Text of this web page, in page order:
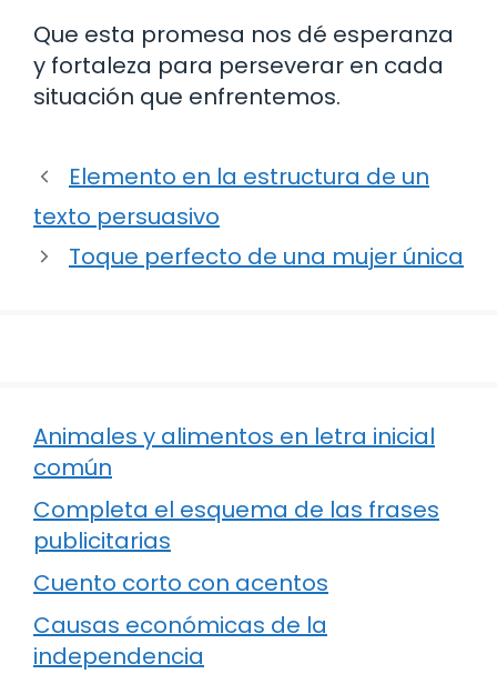
Que esta promesa nos dé esperanza
y fortaleza para perseverar en cada
situación que enfrentemos.
Elemento en la estructura de un
texto persuasivo
Toque perfecto de una mujer única
Animales y alimentos en letra inicial
común
Completa el esquema de las frases
publicitarias
Cuento corto con acentos
Causas económicas de la
independencia